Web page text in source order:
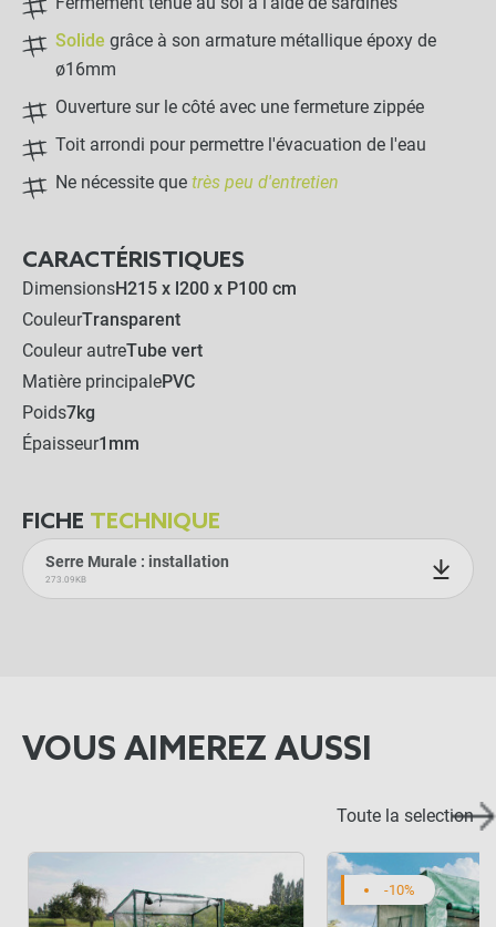
Solide grâce à son armature métallique époxy de
ø16mm
Ouverture sur le côté avec une fermeture zippée
Toit arrondi pour permettre l'évacuation de l'eau
Ne nécessite que très peu d'entretien
CARACTÉRISTIQUES
DimensionsH215 x l200 x P100 cm
CouleurTransparent
Couleur autreTube vert
Matière principalePVC
Poids7kg
Épaisseur1mm
FICHE TECHNIQUE
Serre Murale : installation
273.09KB
VOUS AIMEREZ AUSSI
Toute la selection
-10%